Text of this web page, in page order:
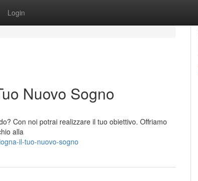
Login
Nuovo Sogno
Con noi potrai realizzare il tuo obiettivo. Offriamo
alla
il-tuo-nuovo-sogno